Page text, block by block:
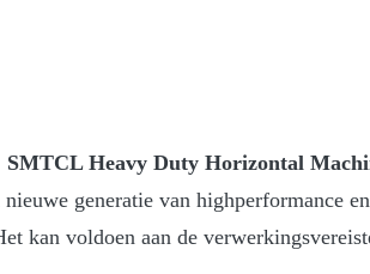
SMTCL Heavy Duty Horizontal
generatie van highperformance
kan voldoen aan de